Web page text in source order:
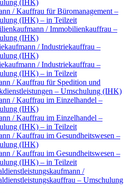
(IHK)
/ Kauffrau für Büromanagement –
(IHK) – in Teilzeit
/ Immobilienkauffrau –
(IHK)
/ Industriekauffrau –
(IHK)
/ Industriekauffrau –
(IHK) – in Teilzeit
/ Kauffrau für Spedition und
– Umschulung (IHK)
/ Kauffrau im Einzelhandel –
(IHK)
/ Kauffrau im Einzelhandel –
(IHK) – in Teilzeit
/ Kauffrau im Gesundheitswesen –
(IHK)
/ Kauffrau im Gesundheitswesen –
(IHK) – in Teilzeit
/
– Umschulung